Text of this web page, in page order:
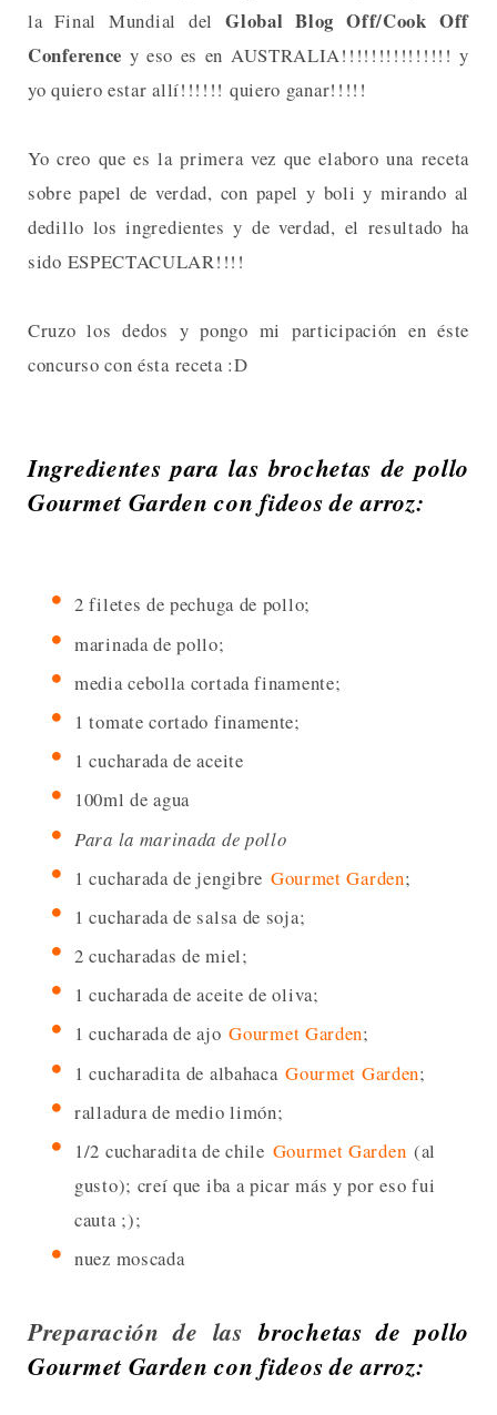
la Final Mundial del Global Blog Off/Cook Off
Conference y eso es en AUSTRALIA!!!!!!!!!!!!!!! y
yo quiero estar allí!!!!!! quiero ganar!!!!!
Yo creo que es la primera vez que elaboro una receta
sobre papel de verdad, con papel y boli y mirando al
dedillo los ingredientes y de verdad, el resultado ha
sido ESPECTACULAR!!!!
Cruzo los dedos y pongo mi participación en éste
concurso con ésta receta :D
Ingredientes para las brochetas de pollo
Gourmet Garden con fideos de arroz:
2 filetes de pechuga de pollo;
marinada de pollo;
media cebolla cortada finamente;
1 tomate cortado finamente;
1 cucharada de aceite
100ml de agua
Para la marinada de pollo
1 cucharada de jengibre Gourmet Garden;
1 cucharada de salsa de soja;
2 cucharadas de miel;
1 cucharada de aceite de oliva;
1 cucharada de ajoGourmet Garden;
1 cucharadita de albahacaGourmet Garden;
ralladura de medio limón;
1/2 cucharadita de chile Gourmet Garden (al
gusto); creí que iba a picar más y por eso fui
cauta ;);
nuez moscada
Preparación de lasbrochetas de pollo
Gourmet Garden con fideos de arroz: